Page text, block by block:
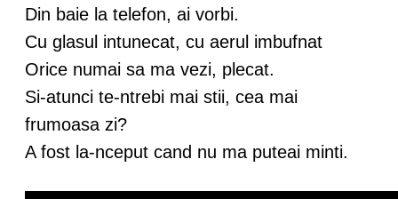
Din baie la telefon, ai vorbi.
Cu glasul intunecat, cu aerul imbufnat
Orice numai sa ma vezi, plecat.
Si-atunci te-ntrebi mai stii, cea mai
frumoasa zi?
A fost la-nceput cand nu ma puteai minti.